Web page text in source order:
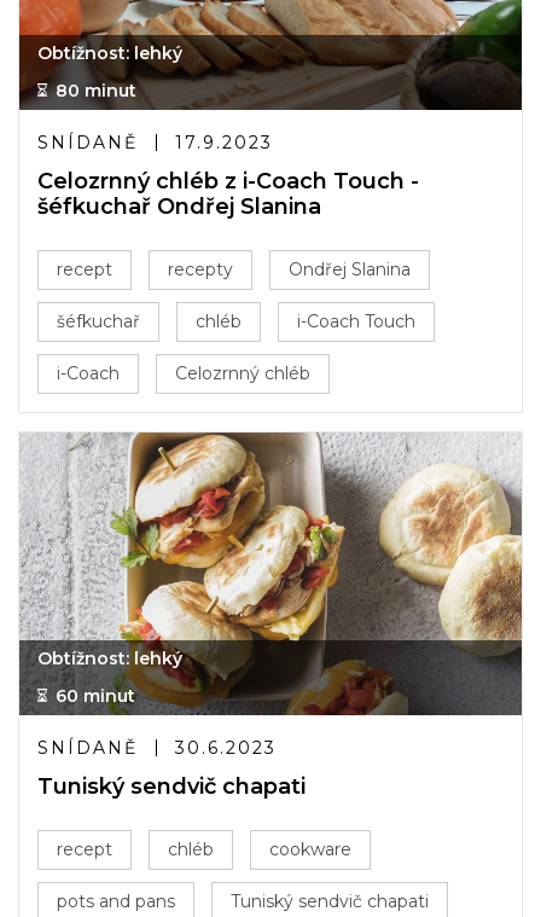
Obtížnost: lehký
80 minut
SNÍDANĚ 17.9.2023
Celozrnný chléb z i-Coach Touch -
šéfkuchař Ondřej Slanina
recept recepty Ondřej Slanina
šéfkuchař chléb i-Coach Touch
i-Coach Celozrnný chléb
Obtížnost: lehký
60 minut
SNÍDANĚ 30.6.2023
Tuniský sendvič chapati
recept chléb cookware
pots and pans Tuniský sendvič chapati